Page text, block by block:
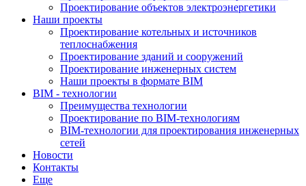
Проектирование объектов электроэнергетики
Наши проекты
Проектирование котельных и источников
теплоснабжения
Проектирование зданий и сооружений
Проектирование инженерных систем
Наши проекты в формате BIM
BIM - технологии
Преимущества технологии
Проектирование по BIM-технологиям
BIM-технологии для проектирования инженерных
сетей
Новости
Контакты
Еще